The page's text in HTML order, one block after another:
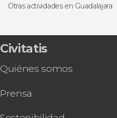
Free Tour
Gastronomía y enoturismo
Otras actividades en Guadalajara
Senderismo por la
Entrada al Acuario Michin
Cena con espectáculo de
Paseo a caballo por
Civitatis
Quiénes somos
Prensa